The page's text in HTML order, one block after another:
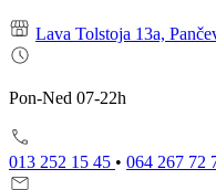
Lava Tolstoja 13a,
Pon-Ned 07-22h
013 252 15 45 • 064 267 72